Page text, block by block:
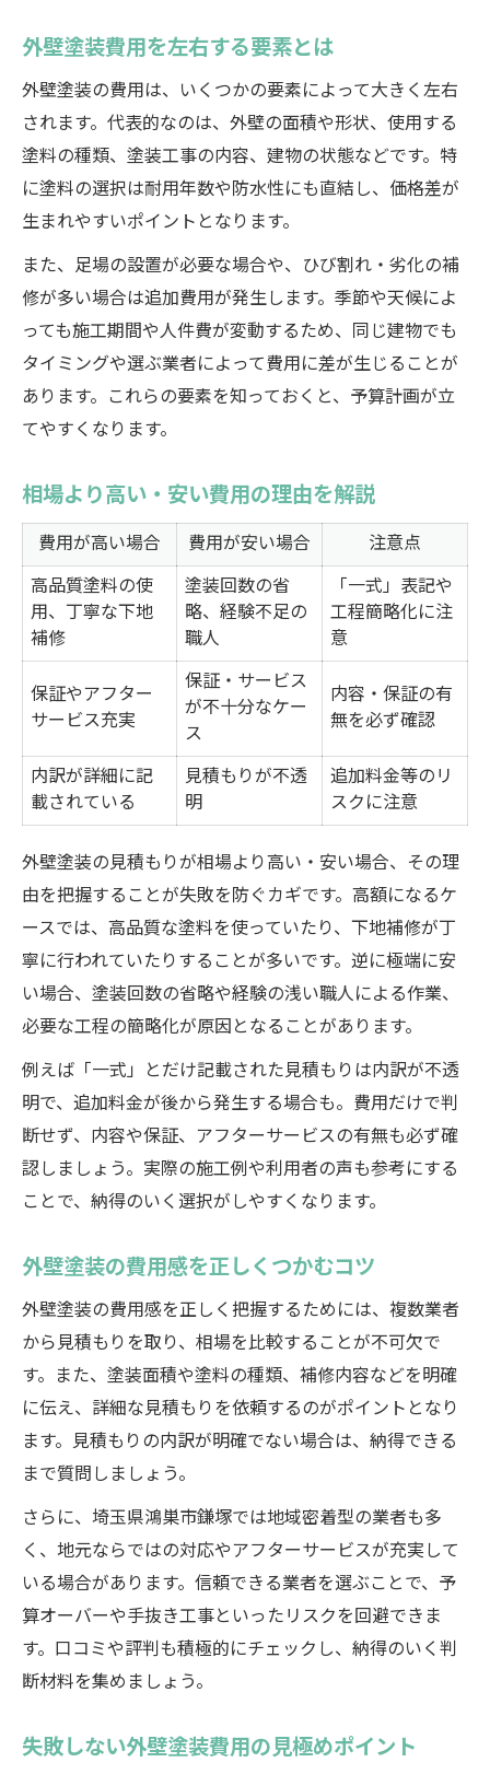
節約しつつ品質を守る選び方とは
費用を抑えるための交渉術まとめ
外壁塗装で失敗しない注意点を解説
追加費用を防ぐための事前チェック
外壁塗装費用を左右する要素とは
外壁塗装の費用は、いくつかの要素によって大きく左右
されます。代表的なのは、外壁の面積や形状、使用する
塗料の種類、塗装工事の内容、建物の状態などです。特
に塗料の選択は耐用年数や防水性にも直結し、価格差が
生まれやすいポイントとなります。
また、足場の設置が必要な場合や、ひび割れ・劣化の補
修が多い場合は追加費用が発生します。季節や天候によ
っても施工期間や人件費が変動するため、同じ建物でも
タイミングや選ぶ業者によって費用に差が生じることが
あります。これらの要素を知っておくと、予算計画が立
てやすくなります。
相場より高い・安い費用の理由を解説
費用が高い場合 費用が安い場合
注意点
高品質塗料の使
用、丁寧な下地
補修
塗装回数の省
略、経験不足の
職人
「一式」表記や
工程簡略化に注
意
保証やアフター
サービス充実
保証・サービス
が不十分なケー
ス
内容・保証の有
無を必ず確認
内訳が詳細に記
載されている
見積もりが不透
明
追加料金等のリ
スクに注意
外壁塗装の見積もりが相場より高い・安い場合、その理
由を把握することが失敗を防ぐカギです。高額になるケ
ースでは、高品質な塗料を使っていたり、下地補修が丁
寧に行われていたりすることが多いです。逆に極端に安
い場合、塗装回数の省略や経験の浅い職人による作業、
必要な工程の簡略化が原因となることがあります。
例えば「一式」とだけ記載された見積もりは内訳が不透
明で、追加料金が後から発生する場合も。費用だけで判
断せず、内容や保証、アフターサービスの有無も必ず確
認しましょう。実際の施工例や利用者の声も参考にする
ことで、納得のいく選択がしやすくなります。
外壁塗装の費用感を正しくつかむコツ
外壁塗装の費用感を正しく把握するためには、複数業者
から見積もりを取り、相場を比較することが不可欠で
す。また、塗装面積や塗料の種類、補修内容などを明確
に伝え、詳細な見積もりを依頼するのがポイントとなり
ます。見積もりの内訳が明確でない場合は、納得できる
まで質問しましょう。
さらに、埼玉県鴻巣市鎌塚では地域密着型の業者も多
く、地元ならではの対応やアフターサービスが充実して
いる場合があります。信頼できる業者を選ぶことで、予
算オーバーや手抜き工事といったリスクを回避できま
す。口コミや評判も積極的にチェックし、納得のいく判
断材料を集めましょう。
失敗しない外壁塗装費用の見極めポイント